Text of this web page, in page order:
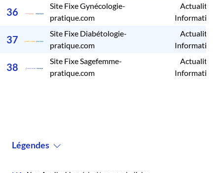
36
Site Fixe Gynécologie-
pratique.com
Actualités /
Informations
37
Site Fixe Diabétologie-
pratique.com
Actualités /
Informations
38
Site Fixe Sagefemme-
pratique.com
Actualités /
Informations
Légendes